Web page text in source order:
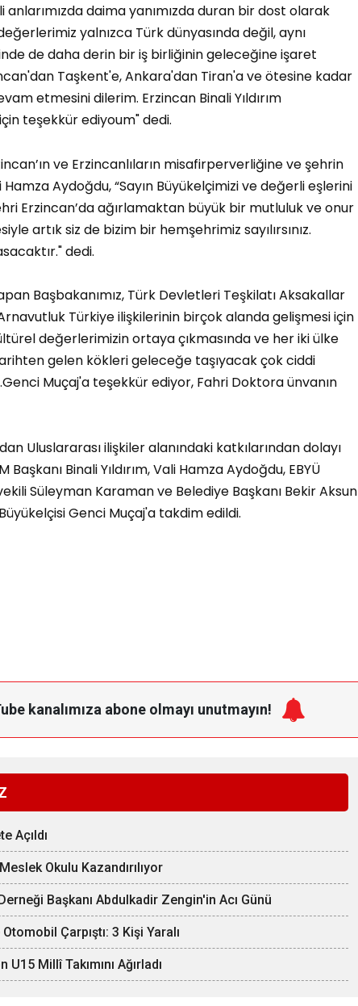
daima yanımızda duran bir dost olarak
yalnızca Türk dünyasında değil, aynı
de daha derin bir iş birliğinin geleceğine işaret
Taşkent'e, Ankara'dan Tiran'a ve ötesine kadar
etmesini dilerim. Erzincan Binali Yıldırım
teşekkür ediyoum" dedi.
ve Erzincanlıların misafirperverliğine ve şehrin
Aydoğdu, “Sayın Büyükelçimizi ve değerli eşlerini
Erzincan’da ağırlamaktan büyük bir mutluluk ve onur
artık siz de bizim bir hemşehrimiz sayılırsınız.
dedi.
Başbakanımız, Türk Devletleri Teşkilatı Aksakallar
"Arnavutluk Türkiye ilişkilerinin birçok alanda gelişmesi için
değerlerimizin ortaya çıkmasında ve her iki ülke
gelen kökleri geleceğe taşıyacak çok ciddi
Muçaj'a teşekkür ediyor, Fahri Doktora ünvanın
Uluslararası ilişkiler alanındaki katkılarından dolayı
Binali Yıldırım, Vali Hamza Aydoğdu, EBYÜ
Süleyman Karaman ve Belediye Başkanı Bekir Aksun
Genci Muçaj'a takdim edildi.
kanalımıza abone olmayı unutmayın!
Açıldı
Okulu Kazandırılıyor
Başkanı Abdulkadir Zengin'in Acı Günü
Çarpıştı: 3 Kişi Yaralı
Millî Takımını Ağırladı